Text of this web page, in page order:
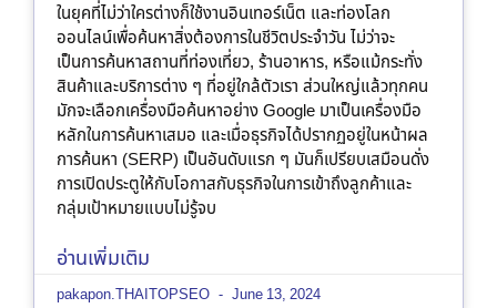
ในยุคที่ไม่ว่าใครต่างก็ใช้งานอินเทอร์เน็ต และท่องโลก
ออนไลน์เพื่อค้นหาสิ่งต้องการในชีวิตประจำวัน ไม่ว่าจะ
เป็นการค้นหาสถานที่ท่องเที่ยว, ร้านอาหาร, หรือแม้กระทั่ง
สินค้าและบริการต่าง ๆ ที่อยู่ใกล้ตัวเรา ส่วนใหญ่แล้วทุกคน
มักจะเลือกเครื่องมือค้นหาอย่าง Google มาเป็นเครื่องมือ
หลักในการค้นหาเสมอ และเมื่อธุรกิจได้ปรากฏอยู่ในหน้าผล
การค้นหา (SERP) เป็นอันดับแรก ๆ มันก็เปรียบเสมือนดั่ง
การเปิดประตูให้กับโอกาสกับธุรกิจในการเข้าถึงลูกค้าและ
กลุ่มเป้าหมายแบบไม่รู้จบ
อ่านเพิ่มเติม
pakapon.THAITOPSEO June 13, 2024